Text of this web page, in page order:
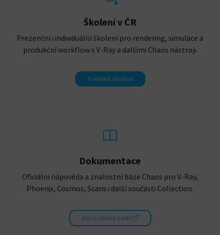
Školení v ČR
Prezenční i individuální školení pro rendering, simulace a
produkční workflow s V-Ray a dalšími Chaos nástroji.
Přehled školení
Dokumentace
Oficiální nápověda a znalostní báze Chaos pro V-Ray,
Phoenix, Cosmos, Scans i další součásti Collection.
Docs.chaos.com